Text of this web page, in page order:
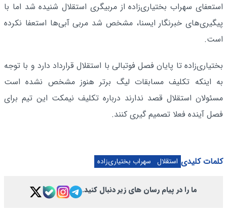
استعفای سهراب بختیاری‌زاده از مربیگری استقلال شنیده شد اما با
پیگیری‌های خبرنگار ایسنا، مشخص شد مربی آبی‌ها استعفا نکرده
است.
بختیاری‌زاده تا پایان فصل فوتبالی با استقلال قرارداد دارد و با توجه
به اینکه تکلیف مسابقات لیگ برتر هنوز مشخص نشده است
مسئولان استقلال قصد ندارند درباره تکلیف نیمکت این تیم برای
فصل آینده فعلا تصمیم گیری کنند.
کلمات کلیدی استقلال سهراب بختیاری‌زاده
ما را در پیام رسان های زیر دنبال کنید.